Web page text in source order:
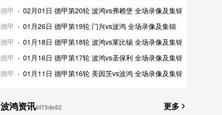
德甲
02月01日 德甲第20轮 波鸿vs弗赖堡 全场录像及集锦
德甲
01月26日 德甲第19轮 门兴vs波鸿 全场录像及集锦
德甲
01月18日 德甲第18轮 波鸿vs莱比锡 全场录像及集锦
德甲
01月16日 德甲第17轮 波鸿vs圣保利 全场录像及集锦
德甲
01月11日 德甲第16轮 美因茨vs波鸿 全场录像及集锦
波鸿资讯 更多
6f75de82